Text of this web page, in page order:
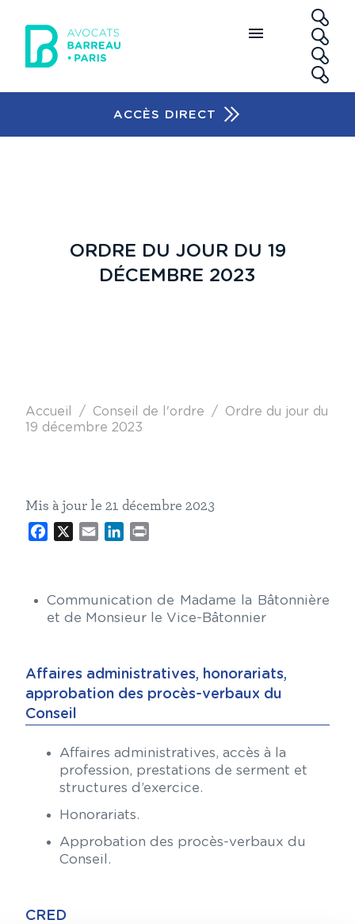
ACCÈS DIRECT
ORDRE DU JOUR DU 19
DÉCEMBRE 2023
Fil d'Ariane
Accueil Conseil de l'ordre
Ordre du jour du
19 décembre 2023
Mis à jour le 21 décembre 2023
Facebook
X Email LinkedIn
Communication de Madame la Bâtonnière
et de Monsieur le Vice-Bâtonnier
Affaires administratives, honorariats,
approbation des procès-verbaux du
Conseil
Affaires administratives, accès à la
profession, prestations de serment et
structures d’exercice.
Honorariats.
Approbation des procès-verbaux du
Conseil.
CRED